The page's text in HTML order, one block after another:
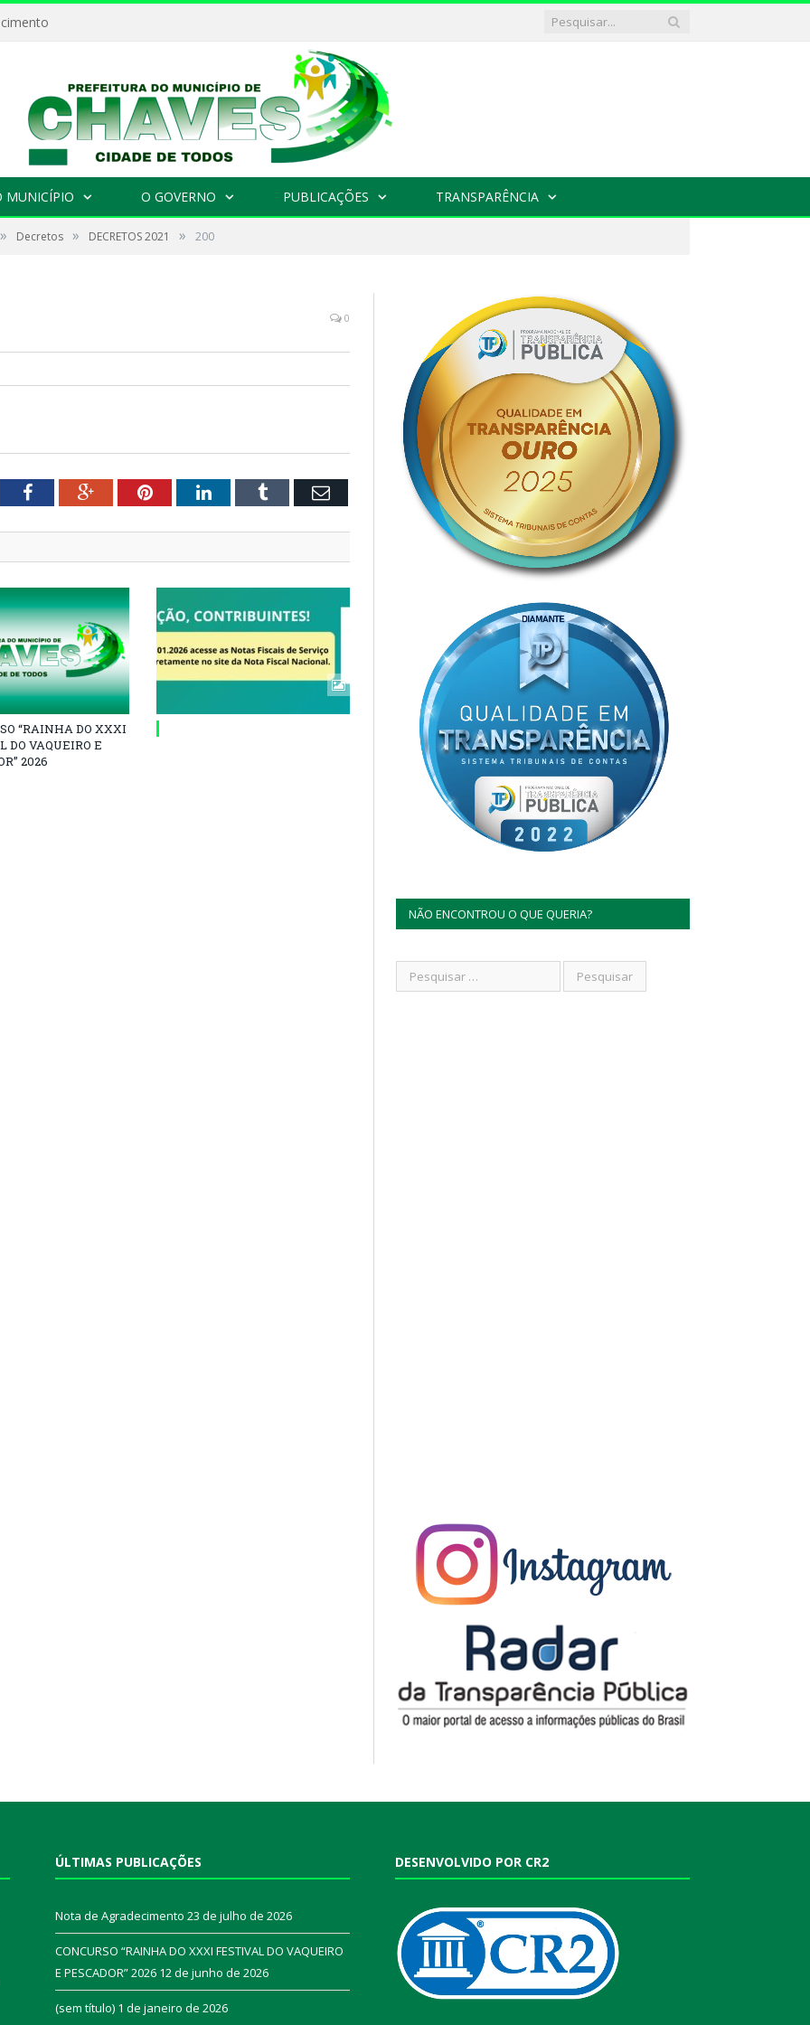
MUNICÍPIO O GOVERNO PUBLICAÇÕES TRANSPARÊNCIA
» Decretos » DECRETOS 2021 » 200
0
FacebookGoogle+PinterestLinkedInTumblr Email
“RAINHA DO XXXI
DO VAQUEIRO E
2026
NÃO ENCONTROU O QUE QUERIA?
ÚLTIMAS PUBLICAÇÕES
Nota de Agradecimento 23 de julho de 2026
CONCURSO “RAINHA DO XXXI FESTIVAL DO VAQUEIRO
E PESCADOR” 2026 12 de junho de 2026
(sem título) 1 de janeiro de 2026
DESENVOLVIDO POR CR2